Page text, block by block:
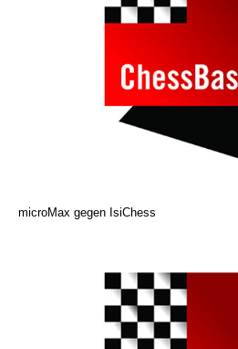
microMax gegen IsiChess